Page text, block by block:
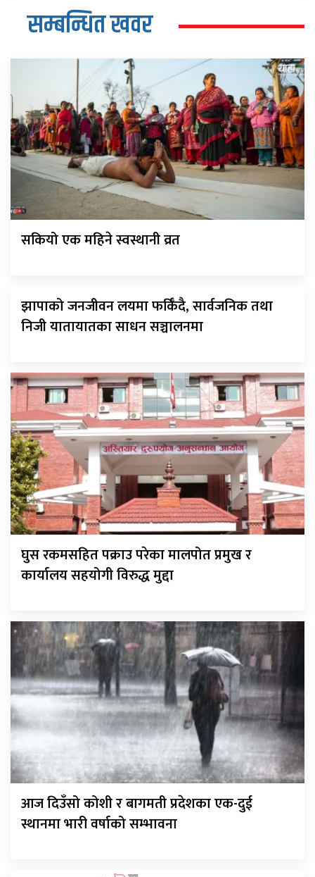
सम्बन्धित खवर
सकियो एक महिने स्वस्थानी व्रत
झापाको जनजीवन लयमा फर्किँदै, सार्वजनिक तथा
निजी यातायातका साधन सञ्चालनमा
घुस रकमसहित पक्राउ परेका मालपोत प्रमुख र
कार्यालय सहयोगी विरुद्ध मुद्दा
आज दिउँसो कोशी र बागमती प्रदेशका एक-दुई
स्थानमा भारी वर्षाको सम्भावना